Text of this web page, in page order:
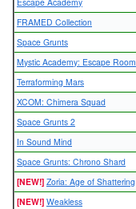
FRAMED Collection
Space Grunts
Mystic Academy: Escape Room
Terraforming Mars
XCOM: Chimera Squad
Space Grunts 2
In Sound Mind
Space Grunts: Chrono Shard
[NEW!] Zoria: Age of Shattering
[NEW!] Weakless